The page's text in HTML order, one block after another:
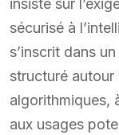
sécurisé à
s’inscrit dans
structuré autour
algorithmiques,
aux usages